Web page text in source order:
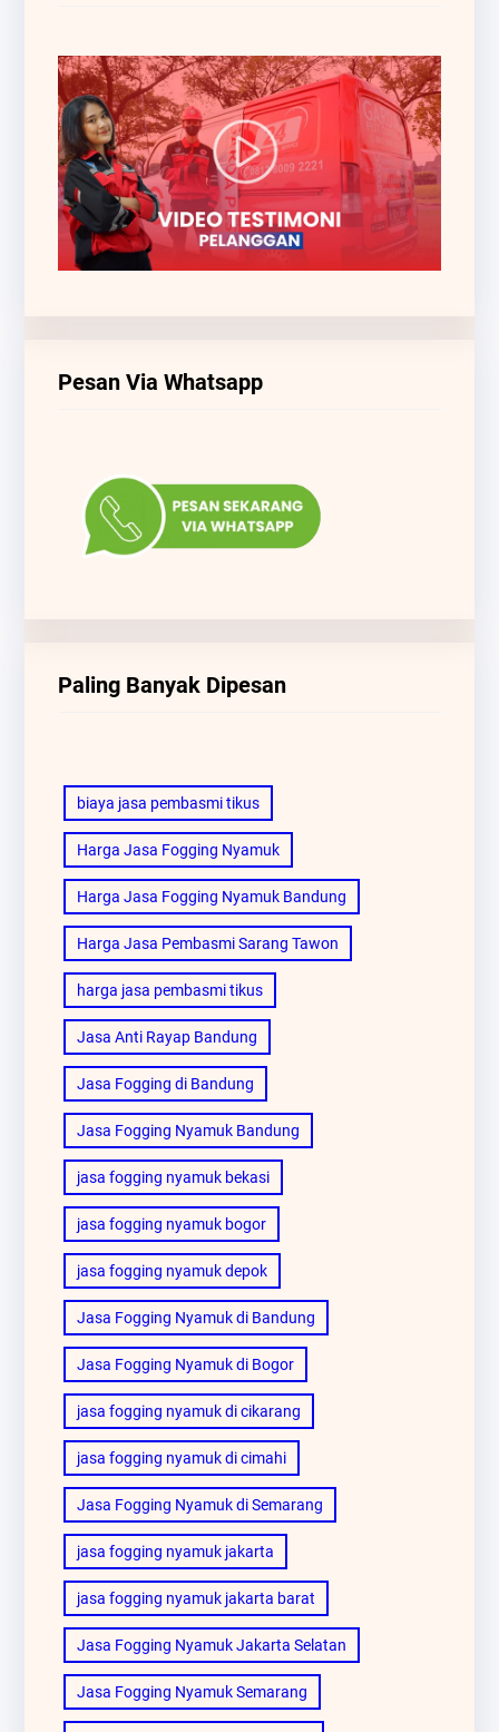
Pesan Via Whatsapp
Paling Banyak Dipesan
biaya jasa pembasmi tikus
Harga Jasa Fogging Nyamuk
Harga Jasa Fogging Nyamuk Bandung
Harga Jasa Pembasmi Sarang Tawon
harga jasa pembasmi tikus
Jasa Anti Rayap Bandung
Jasa Fogging di Bandung
Jasa Fogging Nyamuk Bandung
jasa fogging nyamuk bekasi
jasa fogging nyamuk bogor
jasa fogging nyamuk depok
Jasa Fogging Nyamuk di Bandung
Jasa Fogging Nyamuk di Bogor
jasa fogging nyamuk di cikarang
jasa fogging nyamuk di cimahi
Jasa Fogging Nyamuk di Semarang
jasa fogging nyamuk jakarta
jasa fogging nyamuk jakarta barat
Jasa Fogging Nyamuk Jakarta Selatan
Jasa Fogging Nyamuk Semarang